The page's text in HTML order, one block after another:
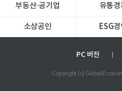
부동산·공기업 유통경
소상공인 ESG경
PC 버전
Copyright (c) Global